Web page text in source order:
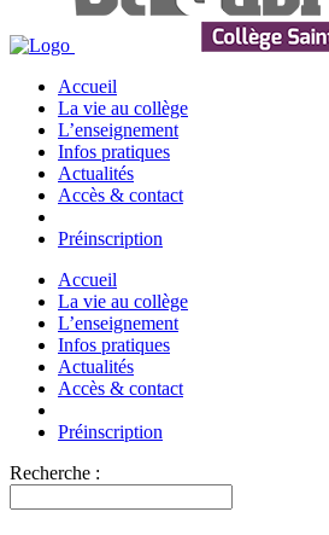
Accueil
La vie au collège
L’enseignement
Infos pratiques
Actualités
Accès & contact
Préinscription
Accueil
La vie au collège
L’enseignement
Infos pratiques
Actualités
Accès & contact
Préinscription
Recherche :